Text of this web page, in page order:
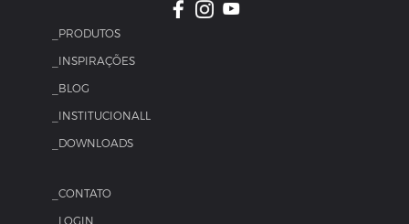
_PRODUTOS
_INSPIRAÇÕES
_BLOG
_INSTITUCIONALL
_DOWNLOADS
_CONTATO